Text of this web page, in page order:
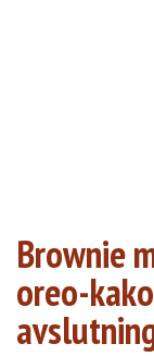
Brownie
oreo-